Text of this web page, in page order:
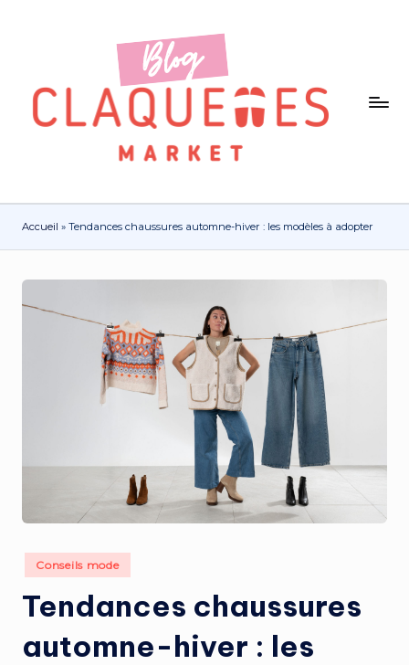
Accueil » Tendances chaussures automne-hiver : les modèles à adopter
Conseils mode
Tendances chaussures
automne-hiver : les